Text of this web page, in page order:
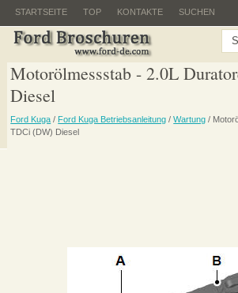
STARTSEITE TOP KONTAKTE SUCHEN
Motorölmessstab - 2.0L
Diesel
Ford Kuga / Ford Kuga Betriebsanleitung /Wartung /
TDCi (DW) Diesel